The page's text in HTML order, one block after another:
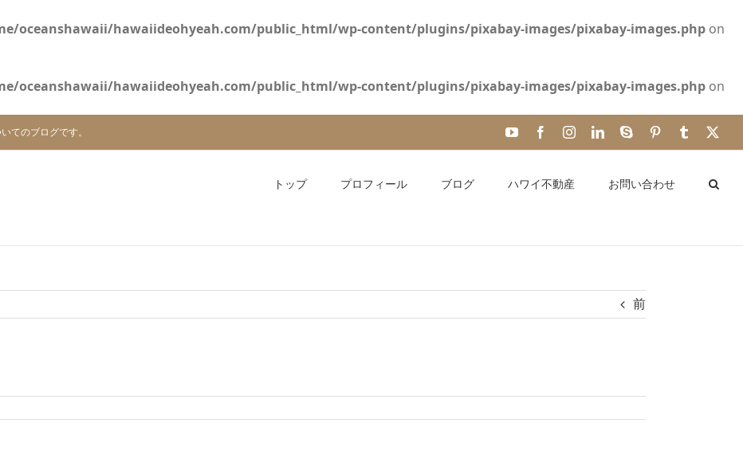
oceanshawaii/hawaiideohyeah.com/public_html/wp-content/plugins/pixabay-images/pixabay-images.php on
oceanshawaii/hawaiideohyeah.com/public_html/wp-content/plugins/pixabay-images/pixabay-images.php on
てのブログです。 YouTubeFacebookInstagramLinkedInSkype PinterestTumblr
トップ プロフィール ブログ ハワイ不動産 お問い合わせ
前